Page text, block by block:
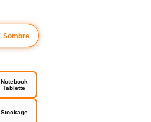
Sombre
Notebook
Tablette
Stockage